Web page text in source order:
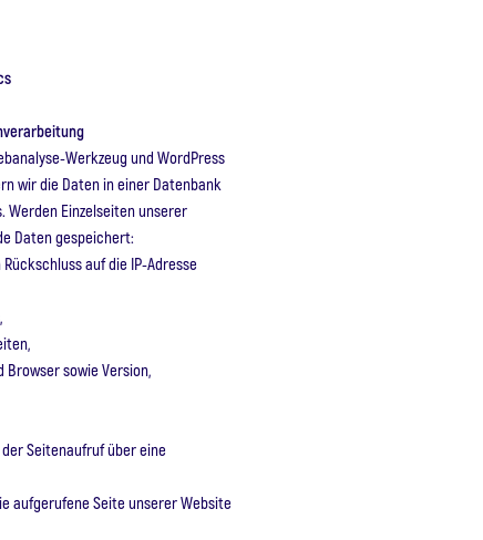
Werkzeug und WordPress
wir die Daten in einer Datenbank
Werden Einzelseiten unserer
Daten gespeichert:
auf die IP-Adresse
sowie Version,
Seitenaufruf über eine
aufgerufene Seite unserer Website